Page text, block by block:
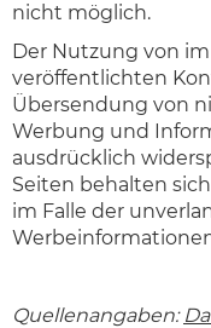
nicht möglich.
Der Nutzung von
veröffentlichten
Übersendung von
Werbung und
ausdrücklich
Seiten behalten
im Falle der
Quellenangaben: